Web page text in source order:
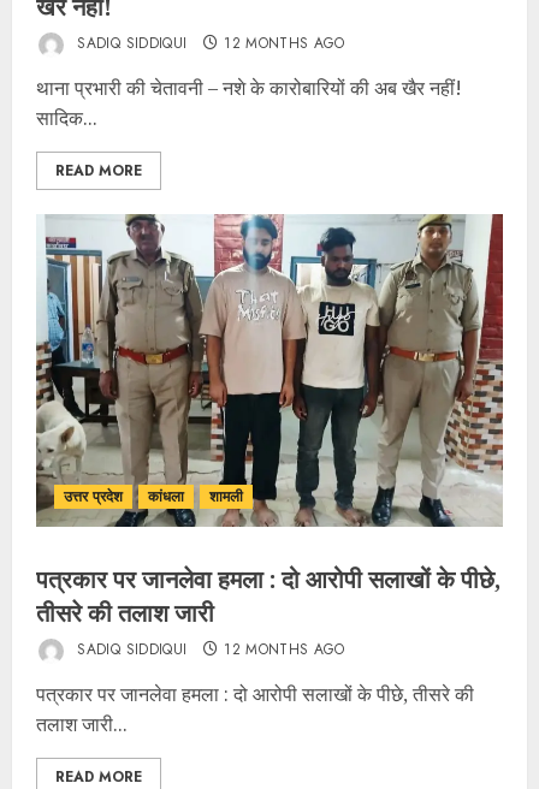
खैर नहीं!
SADIQ SIDDIQUI 12 MONTHS AGO
थाना प्रभारी की चेतावनी – नशे के कारोबारियों की अब खैर नहीं!
सादिक...
READ MORE
उत्तर प्रदेश कांधला शामली
पत्रकार पर जानलेवा हमला : दो आरोपी सलाखों के पीछे,
तीसरे की तलाश जारी
SADIQ SIDDIQUI 12 MONTHS AGO
पत्रकार पर जानलेवा हमला : दो आरोपी सलाखों के पीछे, तीसरे की
तलाश जारी...
READ MORE